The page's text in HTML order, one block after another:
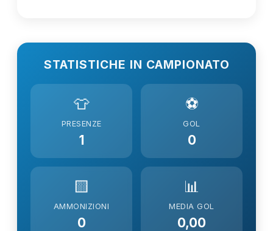
STATISTICHE IN CAMPIONATO
👕
PRESENZE
1
⚽
GOL
0
🟨
AMMONIZIONI
0
📊
MEDIA GOL
0,00